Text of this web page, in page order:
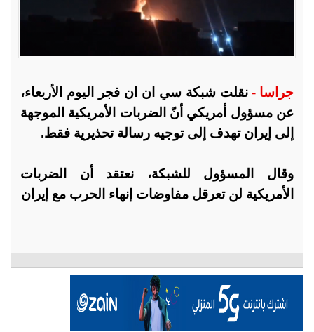
جراسا - نقلت شبكة سي ان ان فجر اليوم الأربعاء،
عن مسؤول أمريكي أنّ الضربات الأمريكية الموجهة
إلى إيران تهدف إلى توجيه رسالة تحذيرية فقط.
وقال المسؤول للشبكة، نعتقد أن الضربات
الأمريكية لن تعرقل مفاوضات إنهاء الحرب مع إيران